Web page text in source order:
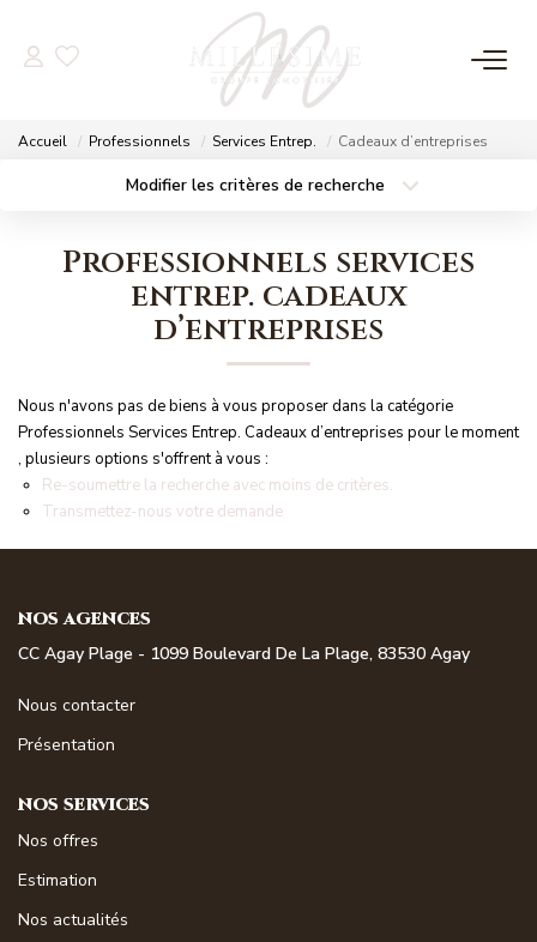
Nos Offres
NOS AGENCES
Nos Agences
Nos Équipes
ESTIMATION
NOS MAGAZINES
Millésimme Immobilier N°2
Accueil Professionnels Services Entrep. Cadeaux d’entreprises
Modifier les critères de recherche
Budget max
Plus de critères Créer une alerte
Professionnels services
entrep. cadeaux
d’entreprises
Nous n'avons pas de biens à vous proposer dans la catégorie
Professionnels Services Entrep. Cadeaux d’entreprises pour le moment
, plusieurs options s'offrent à vous :
Re-soumettre la recherche avec moins de critères.
Transmettez-nous votre demande
NOS AGENCES
CC Agay Plage - 1099 Boulevard De La Plage, 83530 Agay
Nous contacter
Présentation
NOS SERVICES
Nos offres
Estimation
Nos actualités